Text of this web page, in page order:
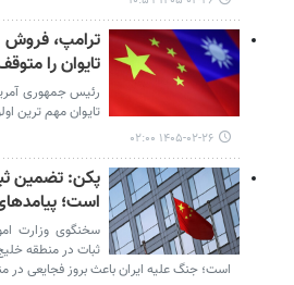
تایوان را
رئیس جمهوری
تایوان مهم ترین
۱۴۰۵-۰۲-۲۶ ۰۲:۰۰
پکن: تضمین
است؛
سخنگوی وزارت
ثبات در منطقه
است؛ جنگ علیه ایران باعث بروز فجایعی